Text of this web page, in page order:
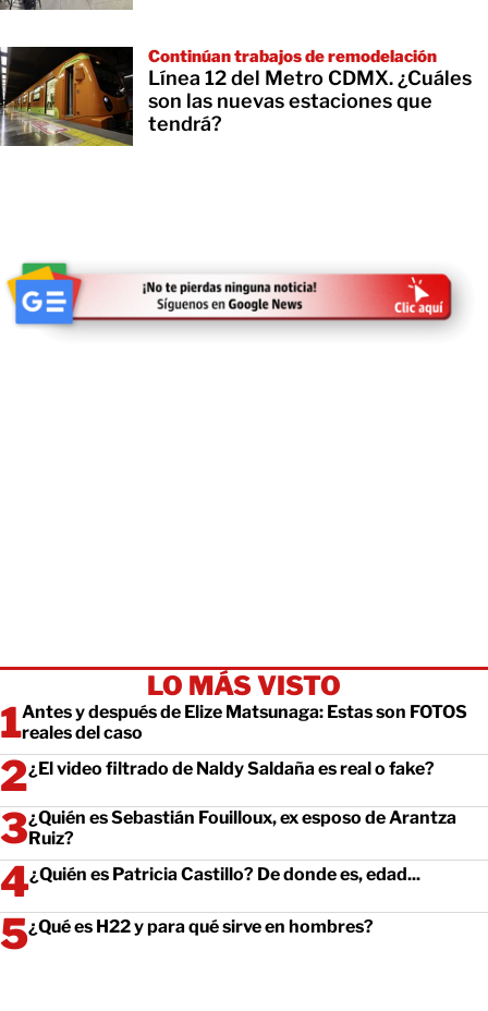
Continúan trabajos de remodelación
Línea 12 del Metro CDMX. ¿Cuáles
son las nuevas estaciones que
tendrá?
LO MÁS VISTO
Antes y después de Elize Matsunaga: Estas son FOTOS
reales del caso
¿El video filtrado de Naldy Saldaña es real o fake?
¿Quién es Sebastián Fouilloux, ex esposo de Arantza
Ruiz?
¿Quién es Patricia Castillo? De donde es, edad...
¿Qué es H22 y para qué sirve en hombres?